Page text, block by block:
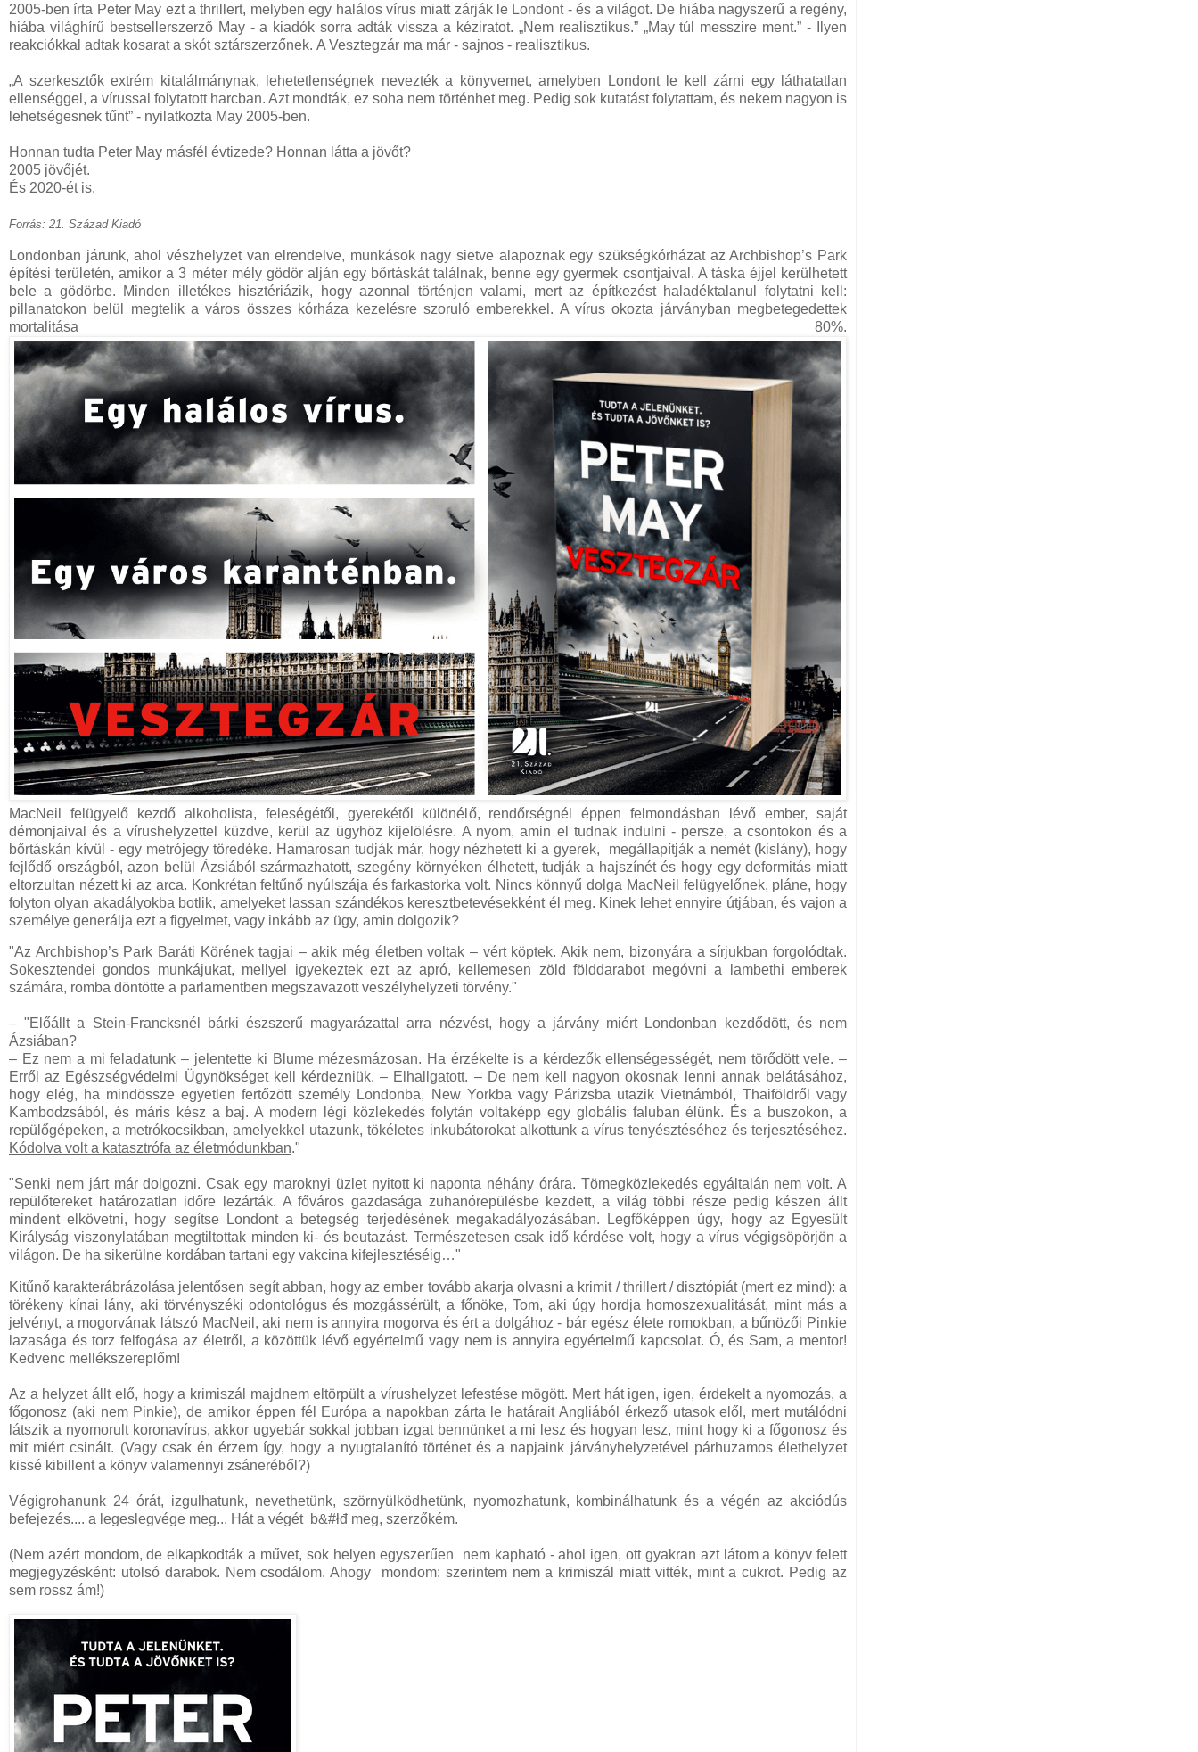
2005-ben írta Peter May ezt a thrillert, melyben egy halálos vírus miatt zárják le Londont - és a világot. De hiába nagyszerű a regény,
hiába világhírű bestsellerszerző May - a kiadók sorra adták vissza a kéziratot. „Nem realisztikus.” „May túl messzire ment.” - Ilyen
reakciókkal adtak kosarat a skót sztárszerzőnek. A Vesztegzár ma már - sajnos - realisztikus.
„A szerkesztők extrém kitalálmánynak, lehetetlenségnek nevezték a könyvemet, amelyben Londont le kell zárni egy láthatatlan
ellenséggel, a vírussal folytatott harcban. Azt mondták, ez soha nem történhet meg. Pedig sok kutatást folytattam, és nekem nagyon is
lehetségesnek tűnt” - nyilatkozta May 2005-ben.
Honnan tudta Peter May másfél évtizede? Honnan látta a jövőt?
2005 jövőjét.
És 2020-ét is.
Forrás: 21. Század Kiadó
Londonban járunk, ahol vészhelyzet van elrendelve, munkások nagy sietve alapoznak egy szükségkórházat az Archbishop’s Park
építési területén, amikor a 3 méter mély gödör alján egy bőrtáskát találnak, benne egy gyermek csontjaival. A táska éjjel kerülhetett
bele a gödörbe. Minden illetékes hisztériázik, hogy azonnal történjen valami, mert az építkezést haladéktalanul folytatni kell:
pillanatokon belül megtelik a város összes kórháza kezelésre szoruló emberekkel. A vírus okozta járványban megbetegedettek
mortalitása 80%.
MacNeil felügyelő kezdő alkoholista, feleségétől, gyerekétől különélő, rendőrségnél éppen felmondásban lévő ember, saját
démonjaival és a vírushelyzettel küzdve, kerül az ügyhöz kijelölésre. A nyom, amin el tudnak indulni - persze, a csontokon és a
bőrtáskán kívül - egy metrójegy töredéke. Hamarosan tudják már, hogy nézhetett ki a gyerek, megállapítják a nemét (kislány), hogy
fejlődő országból, azon belül Ázsiából származhatott, szegény környéken élhetett, tudják a hajszínét és hogy egy deformitás miatt
eltorzultan nézett ki az arca. Konkrétan feltűnő nyúlszája és farkastorka volt. Nincs könnyű dolga MacNeil felügyelőnek, pláne, hogy
folyton olyan akadályokba botlik, amelyeket lassan szándékos keresztbetevésekként él meg. Kinek lehet ennyire útjában, és vajon a
személye generálja ezt a figyelmet, vagy inkább az ügy, amin dolgozik?
"Az Archbishop’s Park Baráti Körének tagjai – akik még életben voltak – vért köptek. Akik nem, bizonyára a sírjukban forgolódtak.
Sokesztendei gondos munkájukat, mellyel igyekeztek ezt az apró, kellemesen zöld földdarabot megóvni a lambethi emberek
számára, romba döntötte a parlamentben megszavazott veszélyhelyzeti törvény."
– "Előállt a Stein-Francksnél bárki észszerű magyarázattal arra nézvést, hogy a járvány miért Londonban kezdődött, és nem
Ázsiában?
– Ez nem a mi feladatunk – jelentette ki Blume mézesmázosan. Ha érzékelte is a kérdezők ellenségességét, nem törődött vele. –
Erről az Egészségvédelmi Ügynökséget kell kérdezniük. – Elhallgatott. – De nem kell nagyon okosnak lenni annak belátásához,
hogy elég, ha mindössze egyetlen fertőzött személy Londonba, New Yorkba vagy Párizsba utazik Vietnámból, Thaiföldről vagy
Kambodzsából, és máris kész a baj. A modern légi közlekedés folytán voltaképp egy globális faluban élünk. És a buszokon, a
repülőgépeken, a metrókocsikban, amelyekkel utazunk, tökéletes inkubátorokat alkottunk a vírus tenyésztéséhez és terjesztéséhez.
Kódolva volt a katasztrófa az életmódunkban."
"Senki nem járt már dolgozni. Csak egy maroknyi üzlet nyitott ki naponta néhány órára. Tömegközlekedés egyáltalán nem volt. A
repülőtereket határozatlan időre lezárták. A főváros gazdasága zuhanórepülésbe kezdett, a világ többi része pedig készen állt
mindent elkövetni, hogy segítse Londont a betegség terjedésének megakadályozásában. Legfőképpen úgy, hogy az Egyesült
Királyság viszonylatában megtiltottak minden ki- és beutazást. Természetesen csak idő kérdése volt, hogy a vírus végigsöpörjön a
világon. De ha sikerülne kordában tartani egy vakcina kifejlesztéséig…"
Kitűnő karakterábrázolása jelentősen segít abban, hogy az ember tovább akarja olvasni a krimit / thrillert / disztópiát (mert ez mind): a
törékeny kínai lány, aki törvényszéki odontológus és mozgássérült, a főnöke, Tom, aki úgy hordja homoszexualitását, mint más a
jelvényt, a mogorvának látszó MacNeil, aki nem is annyira mogorva és ért a dolgához - bár egész élete romokban, a bűnözői Pinkie
lazasága és torz felfogása az életről, a közöttük lévő egyértelmű vagy nem is annyira egyértelmű kapcsolat. Ó, és Sam, a mentor!
Kedvenc mellékszereplőm!
Az a helyzet állt elő, hogy a krimiszál majdnem eltörpült a vírushelyzet lefestése mögött. Mert hát igen, igen, érdekelt a nyomozás, a
főgonosz (aki nem Pinkie), de amikor éppen fél Európa a napokban zárta le határait Angliából érkező utasok elől, mert mutálódni
látszik a nyomorult koronavírus, akkor ugyebár sokkal jobban izgat bennünket a mi lesz és hogyan lesz, mint hogy ki a főgonosz és
mit miért csinált. (Vagy csak én érzem így, hogy a nyugtalanító történet és a napjaink járványhelyzetével párhuzamos élethelyzet
kissé kibillent a könyv valamennyi zsáneréből?)
Végigrohanunk 24 órát, izgulhatunk, nevethetünk, szörnyülködhetünk, nyomozhatunk, kombinálhatunk és a végén az akciódús
befejezés.... a legeslegvége meg... Hát a végét b&#łđ meg, szerzőkém.
(Nem azért mondom, de elkapkodták a művet, sok helyen egyszerűen nem kapható - ahol igen, ott gyakran azt látom a könyv felett
megjegyzésként: utolsó darabok. Nem csodálom. Ahogy mondom: szerintem nem a krimiszál miatt vitték, mint a cukrot. Pedig az
sem rossz ám!)